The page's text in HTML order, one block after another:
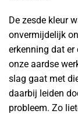
De zesde kleur
onvermijdelijk
erkenning dat er
onze aardse
slag gaat met
daarbij leiden
probleem. Zo